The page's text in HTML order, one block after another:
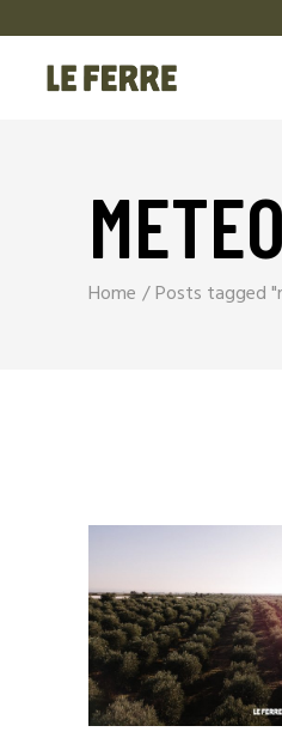
Home Posts tagged